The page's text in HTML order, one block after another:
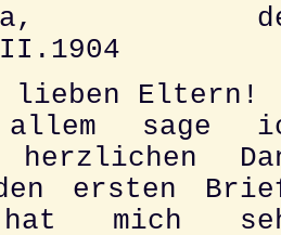
lieben Eltern!
sage
herzlichen
ersten
mich